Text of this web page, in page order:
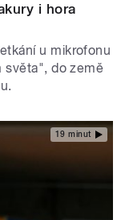
i hora
u mikrofonu
světa", do země
19 minut